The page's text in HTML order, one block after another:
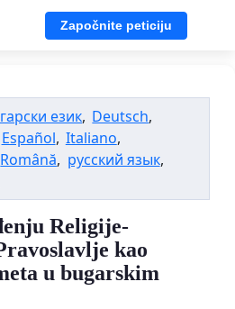
Započnite peticiju
език, Deutsch,
Español, Italiano,
Română, русский язык,
Religije-
kao
u bugarskim